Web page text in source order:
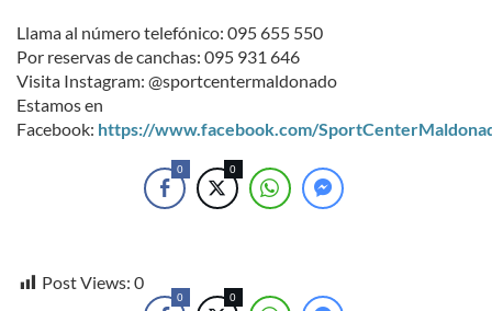
Llama al número telefónico: 095 655 550
Por reservas de canchas: 095 931 646
Visita Instagram: @sportcentermaldonado
Estamos en
Facebook: https://www.facebook.com/
0 0
Post Views: 0
0 0